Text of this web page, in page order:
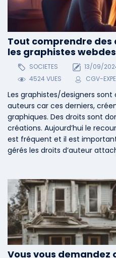
Tout comprendre
les graphistes
SOCIETES 13/09/
4524 VUES
CGV-
Les graphistes/designers
auteurs car ces derniers,
graphiques. Des droits sont
créations. Aujourd’hui le
est fréquent et il est
gérés les droits d’auteur
Vous vous demandez